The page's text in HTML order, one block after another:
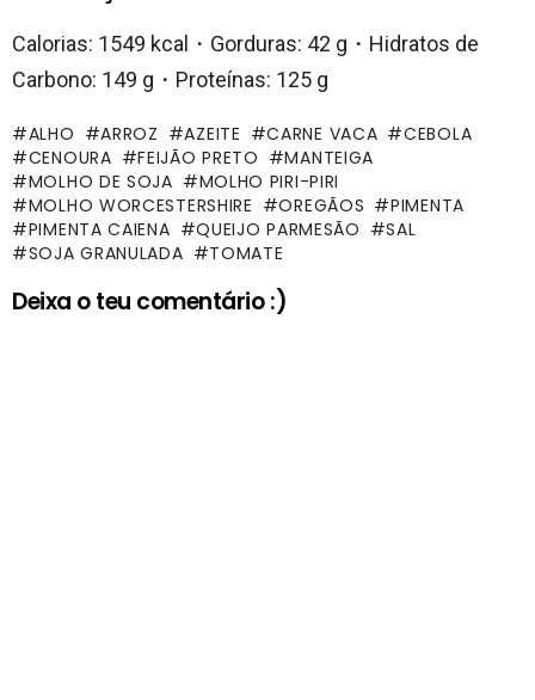
Calorias: 1549 kcal・Gorduras: 42 g・Hidratos de
Carbono: 149 g・Proteínas: 125 g
ALHO ARROZ AZEITE CARNE VACA
CEBOLA
CENOURA
FEIJÃO PRETO
MANTEIGA
MOLHO DE SOJA
MOLHO PIRI-PIRI
MOLHO WORCESTERSHIRE
OREGÃOS
PIMENTA
PIMENTA CAIENA
QUEIJO PARMESÃO
SAL
SOJA GRANULADA
TOMATE
Deixa o teu comentário :)